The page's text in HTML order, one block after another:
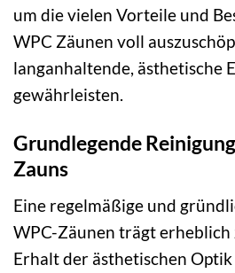
um die vielen Vorteile und
WPC Zäunen voll
langanhaltende, ästhetische
gewährleisten.
Grundlegende
Zauns
Eine regelmäßige und
WPC-Zäunen trägt
Erhalt der ästhetischen